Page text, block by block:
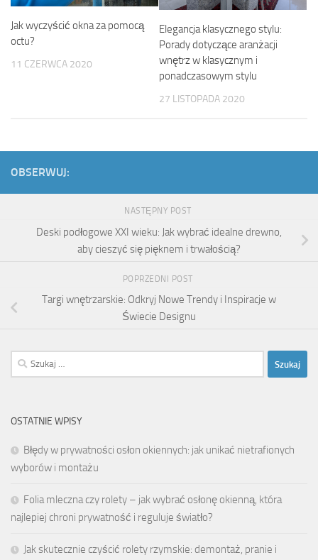
Jak wyczyścić okna za pomocą
octu?
11 CZERWCA 2020
Elegancja klasycznego stylu:
Porady dotyczące aranżacji
wnętrz w klasycznym i
ponadczasowym stylu
27 LISTOPADA 2020
OBSERWUJ:
NASTĘPNY POST
Deski podłogowe XXI wieku: Jak wybrać idealne drewno,
aby cieszyć się pięknem i trwałością?
POPRZEDNI POST
Targi wnętrzarskie: Odkryj Nowe Trendy i Inspiracje w
Świecie Designu
Szukaj:
OSTATNIE WPISY
Błędy w prywatności osłon okiennych: jak unikać nietrafionych
wyborów i montażu
Folia mleczna czy rolety – jak wybrać osłonę okienną, która
najlepiej chroni prywatność i reguluje światło?
Jak skutecznie czyścić rolety rzymskie: demontaż, pranie i